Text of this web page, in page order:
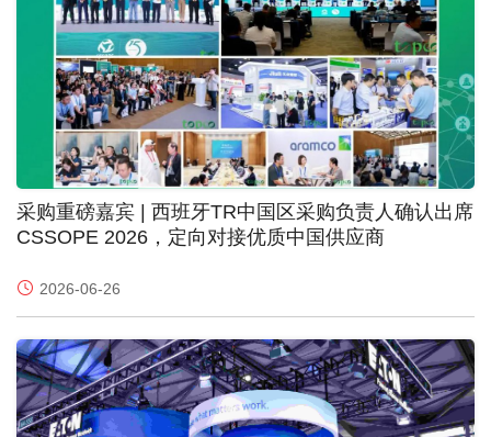
采购重磅嘉宾 | 西班牙TR中国区采购负责人确认出席
CSSOPE 2026，定向对接优质中国供应商
2026-06-26